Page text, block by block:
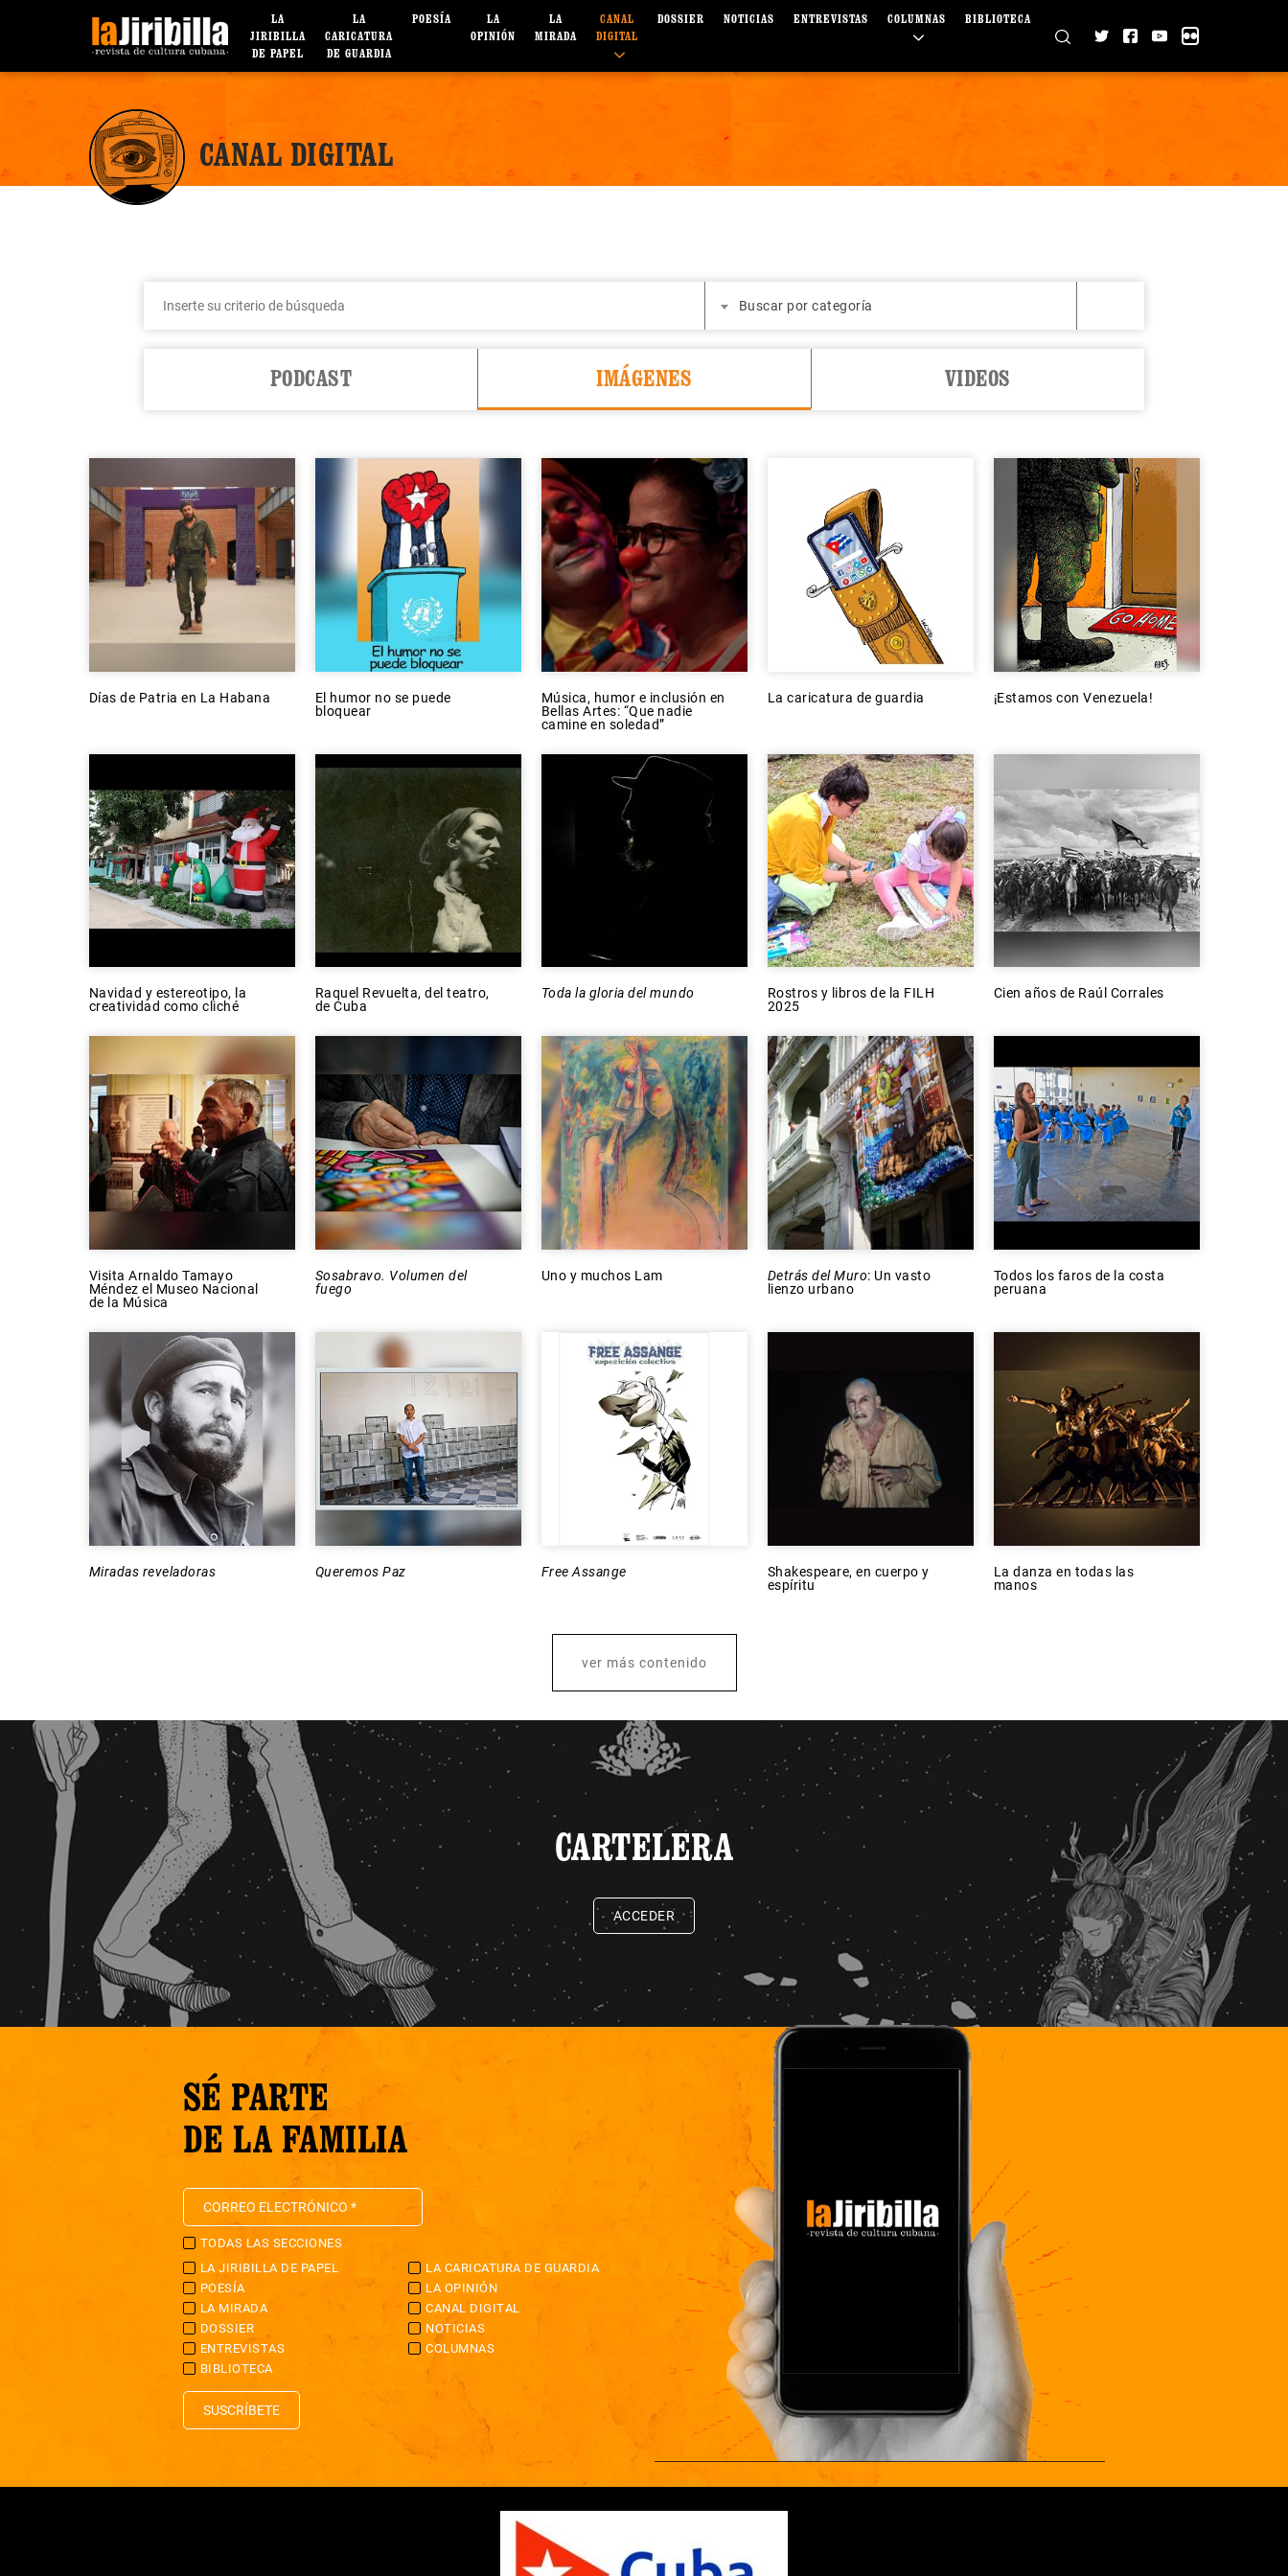
LA
JIRIBILLA
DE PAPEL
LA
CARICATURA
DE GUARDIA
POESÍA
LA
OPINIÓN
LA
MIRADA
CANAL
DIGITAL
DOSSIER NOTICIAS ENTREVISTAS COLUMNAS BIBLIOTECA
CANAL DIGITAL
Buscar por categoría
PODCAST IMÁGENES VIDEOS
Días de Patria en La Habana
El humor no se puede
bloquear
Música, humor e inclusión en
Bellas Artes: “Que nadie
camine en soledad”
La caricatura de guardia ¡Estamos con Venezuela!
Navidad y estereotipo, la
creatividad como cliché
Raquel Revuelta, del teatro,
de Cuba
Toda la gloria del mundo
Rostros y libros de la FILH
2025
Cien años de Raúl Corrales
Visita Arnaldo Tamayo
Méndez el Museo Nacional
de la Música
Sosabravo. Volumen del
fuego
Uno y muchos Lam Detrás del Muro: Un vasto
lienzo urbano
Todos los faros de la costa
peruana
Miradas reveladoras Queremos Paz Free Assange
Shakespeare, en cuerpo y
espíritu
La danza en todas las
manos
ver más contenido
CARTELERA
ACCEDER
SÉ PARTE
DE LA FAMILIA
TODAS LAS SECCIONES
LA JIRIBILLA DE PAPEL
LA CARICATURA DE GUARDIA
POESÍA
LA OPINIÓN
LA MIRADA
CANAL DIGITAL
DOSSIER
NOTICIAS
ENTREVISTAS
COLUMNAS
BIBLIOTECA
SUSCRÍBETE